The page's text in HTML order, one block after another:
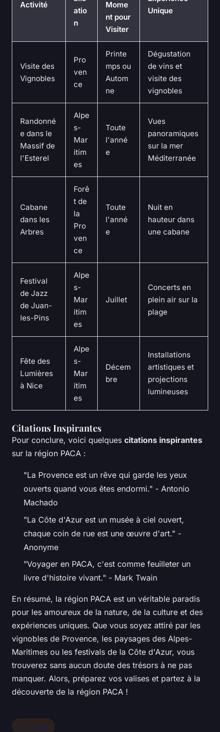
Activité
atio
n
Mome
nt pour
Visiter
Unique
Visite des
Vignobles
Pro
ven
ce
Printe
mps ou
Autom
ne
Dégustation
de vins et
visite des
vignobles
Randonné
e dans le
Massif de
l'Esterel
Alpe
s-
Mar
itim
es
Toute
l'anné
e
Vues
panoramiques
sur la mer
Méditerranée
Cabane
dans les
Arbres
Forê
t de
la
Pro
ven
ce
Toute
l'anné
e
Nuit en
hauteur dans
une cabane
Festival
de Jazz
de Juan-
les-Pins
Alpe
s-
Mar
itim
es
Juillet
Concerts en
plein air sur la
plage
Fête des
Lumières
à Nice
Alpe
s-
Mar
itim
es
Décem
bre
Installations
artistiques et
projections
lumineuses
Citations Inspirantes
Pour conclure, voici quelques citations inspirantes
sur la région PACA :
"La Provence est un rêve qui garde les yeux
ouverts quand vous êtes endormi." - Antonio
Machado
"La Côte d'Azur est un musée à ciel ouvert,
chaque coin de rue est une œuvre d'art." -
Anonyme
"Voyager en PACA, c'est comme feuilleter un
livre d'histoire vivant." - Mark Twain
En résumé, la région PACA est un véritable paradis
pour les amoureux de la nature, de la culture et des
expériences uniques. Que vous soyez attiré par les
vignobles de Provence, les paysages des Alpes-
Maritimes ou les festivals de la Côte d'Azur, vous
trouverez sans aucun doute des trésors à ne pas
manquer. Alors, préparez vos valises et partez à la
découverte de la région PACA !
Tourisme